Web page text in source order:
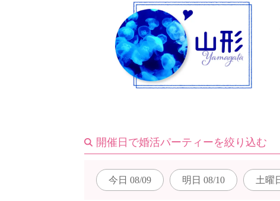
はじめての方へ
今週の婚活パーティー
開催日で婚活パーティーを絞り込む
今日 08/09 明日 08/10 土曜